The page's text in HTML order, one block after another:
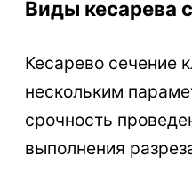
Виды кесарева
Кесарево сечение
нескольким
срочность
выполнения